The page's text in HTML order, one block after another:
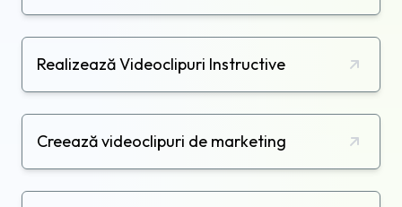
Realizează Videoclipuri Instructive
Creează videoclipuri de marketing